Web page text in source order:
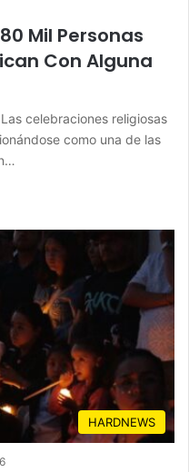
Mil Personas
Con Alguna
celebraciones religiosas
como una de las
HARDNEWS